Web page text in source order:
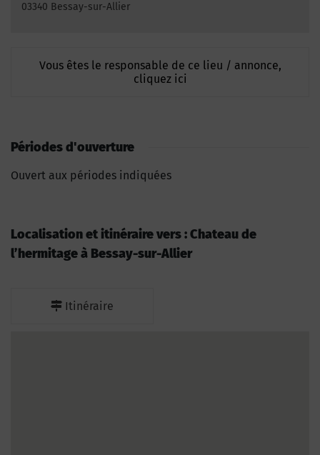
03340 Bessay-sur-Allier
Vous êtes le responsable de ce lieu / annonce,
cliquez ici
Périodes d'ouverture
Ouvert aux périodes indiquées
Localisation et itinéraire vers : Chateau de
l’hermitage à Bessay-sur-Allier
Itinéraire